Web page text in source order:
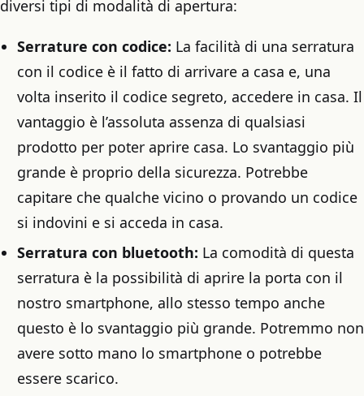
diversi tipi di modalità di apertura:
Serrature con codice: La facilità di una serratura
con il codice è il fatto di arrivare a casa e, una
volta inserito il codice segreto, accedere in casa. Il
vantaggio è l’assoluta assenza di qualsiasi
prodotto per poter aprire casa. Lo svantaggio più
grande è proprio della sicurezza. Potrebbe
capitare che qualche vicino o provando un codice
si indovini e si acceda in casa.
Serratura con bluetooth: La comodità di questa
serratura è la possibilità di aprire la porta con il
nostro smartphone, allo stesso tempo anche
questo è lo svantaggio più grande. Potremmo non
avere sotto mano lo smartphone o potrebbe
essere scarico.